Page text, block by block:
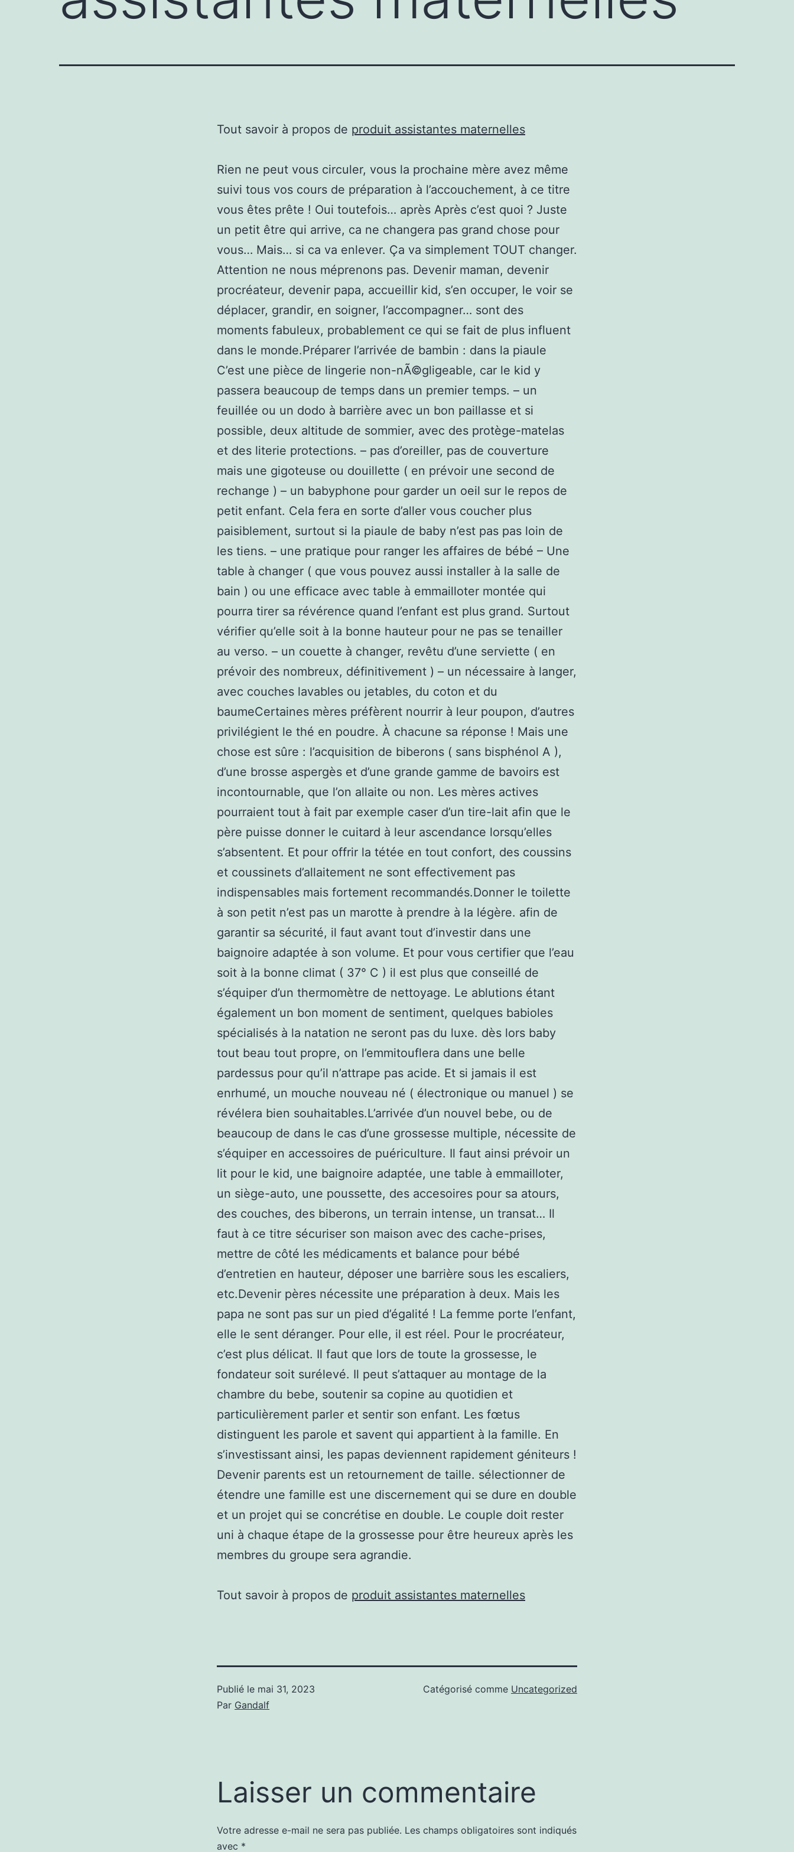
Tout savoir à propos de produit assistantes maternelles
Rien ne peut vous circuler, vous la prochaine mère avez même
suivi tous vos cours de préparation à l’accouchement, à ce titre
vous êtes prête ! Oui toutefois… après Après c’est quoi ? Juste
un petit être qui arrive, ca ne changera pas grand chose pour
vous… Mais… si ca va enlever. Ça va simplement TOUT changer.
Attention ne nous méprenons pas. Devenir maman, devenir
procréateur, devenir papa, accueillir kid, s’en occuper, le voir se
déplacer, grandir, en soigner, l’accompagner… sont des
moments fabuleux, probablement ce qui se fait de plus influent
dans le monde.Préparer l’arrivée de bambin : dans la piaule
C’est une pièce de lingerie non-nÃ©gligeable, car le kid y
passera beaucoup de temps dans un premier temps. – un
feuillée ou un dodo à barrière avec un bon paillasse et si
possible, deux altitude de sommier, avec des protège-matelas
et des literie protections. – pas d’oreiller, pas de couverture
mais une gigoteuse ou douillette ( en prévoir une second de
rechange ) – un babyphone pour garder un oeil sur le repos de
petit enfant. Cela fera en sorte d’aller vous coucher plus
paisiblement, surtout si la piaule de baby n’est pas pas loin de
les tiens. – une pratique pour ranger les affaires de bébé – Une
table à changer ( que vous pouvez aussi installer à la salle de
bain ) ou une efficace avec table à emmailloter montée qui
pourra tirer sa révérence quand l’enfant est plus grand. Surtout
vérifier qu’elle soit à la bonne hauteur pour ne pas se tenailler
au verso. – un couette à changer, revêtu d’une serviette ( en
prévoir des nombreux, définitivement ) – un nécessaire à langer,
avec couches lavables ou jetables, du coton et du
baumeCertaines mères préfèrent nourrir à leur poupon, d’autres
privilégient le thé en poudre. À chacune sa réponse ! Mais une
chose est sûre : l’acquisition de biberons ( sans bisphénol A ),
d’une brosse aspergès et d’une grande gamme de bavoirs est
incontournable, que l’on allaite ou non. Les mères actives
pourraient tout à fait par exemple caser d’un tire-lait afin que le
père puisse donner le cuitard à leur ascendance lorsqu’elles
s’absentent. Et pour offrir la tétée en tout confort, des coussins
et coussinets d’allaitement ne sont effectivement pas
indispensables mais fortement recommandés.Donner le toilette
à son petit n’est pas un marotte à prendre à la légère. afin de
garantir sa sécurité, il faut avant tout d’investir dans une
baignoire adaptée à son volume. Et pour vous certifier que l’eau
soit à la bonne climat ( 37° C ) il est plus que conseillé de
s’équiper d’un thermomètre de nettoyage. Le ablutions étant
également un bon moment de sentiment, quelques babioles
spécialisés à la natation ne seront pas du luxe. dès lors baby
tout beau tout propre, on l’emmitouflera dans une belle
pardessus pour qu’il n’attrape pas acide. Et si jamais il est
enrhumé, un mouche nouveau né ( électronique ou manuel ) se
révélera bien souhaitables.L’arrivée d’un nouvel bebe, ou de
beaucoup de dans le cas d’une grossesse multiple, nécessite de
s’équiper en accessoires de puériculture. Il faut ainsi prévoir un
lit pour le kid, une baignoire adaptée, une table à emmailloter,
un siège-auto, une poussette, des accesoires pour sa atours,
des couches, des biberons, un terrain intense, un transat… Il
faut à ce titre sécuriser son maison avec des cache-prises,
mettre de côté les médicaments et balance pour bébé
d’entretien en hauteur, déposer une barrière sous les escaliers,
etc.Devenir pères nécessite une préparation à deux. Mais les
papa ne sont pas sur un pied d’égalité ! La femme porte l’enfant,
elle le sent déranger. Pour elle, il est réel. Pour le procréateur,
c’est plus délicat. Il faut que lors de toute la grossesse, le
fondateur soit surélevé. Il peut s’attaquer au montage de la
chambre du bebe, soutenir sa copine au quotidien et
particulièrement parler et sentir son enfant. Les fœtus
distinguent les parole et savent qui appartient à la famille. En
s’investissant ainsi, les papas deviennent rapidement géniteurs !
Devenir parents est un retournement de taille. sélectionner de
étendre une famille est une discernement qui se dure en double
et un projet qui se concrétise en double. Le couple doit rester
uni à chaque étape de la grossesse pour être heureux après les
membres du groupe sera agrandie.
Tout savoir à propos de produit assistantes maternelles
Publié le mai 31, 2023
Par Gandalf
Catégorisé comme Uncategorized
Laisser un commentaire
Votre adresse e-mail ne sera pas publiée. Les champs obligatoires sont indiqués
avec *